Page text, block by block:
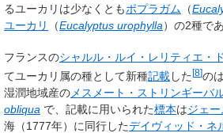
るユーカリは少なくともポプラガム （
ユーカリ
（Eucalyptus urophylla）の2種であ
フランスのシャルル・ルイ・レリティエ・
てユーカリ属の種として新種記載した[8]の
湿潤地域産の メスメート・ストリンギーバ
obliqua で、記載に用いられた標本はジェ
海（1777年）に同行したデイヴィッド・ネ